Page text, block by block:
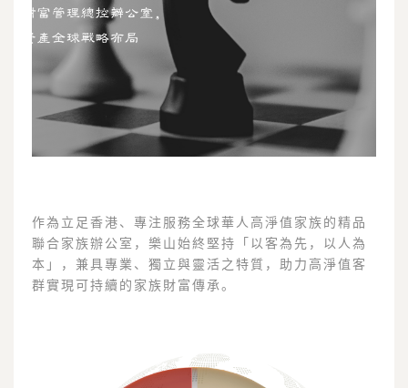
作為立足香港、專注服務全球華人高淨值家族的精品
聯合家族辦公室，樂山始終堅持「以客為先，以人為
本」，兼具專業、獨立與靈活之特質，助力高淨值客
群實現可持續的家族財富傳承。